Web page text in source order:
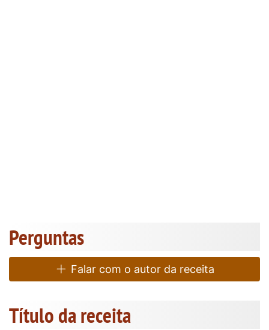
Perguntas
Falar com o autor da receita
Título da receita